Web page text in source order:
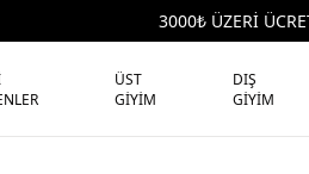
3000₺ ÜZERİ
ÜST
GİYİM
DIŞ
GİYİM